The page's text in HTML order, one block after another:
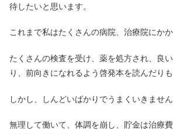
待したいと思います。
これまで私はたくさんの病院、治療院にかか
たくさんの検査を受け、薬を処方され、良
り、前向きになれるよう啓発本を読んだりも
しかし、しんどいばかりでうまくいきません
無理して働いて、体調を崩し、貯金は治療